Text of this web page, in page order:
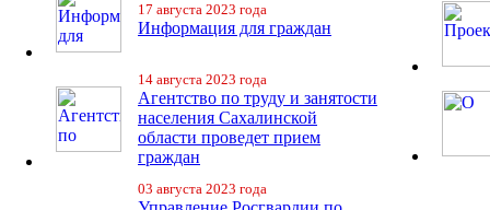
17 августа 2023 года
Информация для граждан
14 августа 2023 года
Агентство по труду и занятости
населения Сахалинской
области проведет прием
граждан
03 августа 2023 года